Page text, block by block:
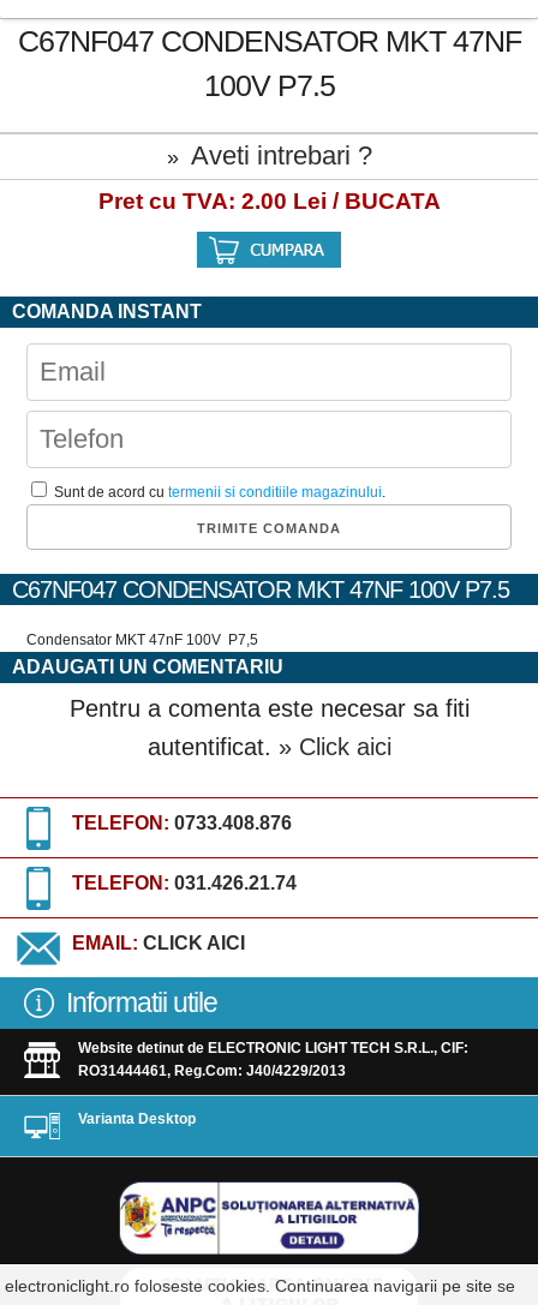
C67NF047 CONDENSATOR MKT 47NF
100V P7.5
» Aveti intrebari ?
Pret cu TVA: 2.00 Lei / BUCATA
COMANDA INSTANT
Sunt de acord cutermenii si conditiile magazinului.
C67NF047 CONDENSATOR MKT 47NF 100V P7.5
Condensator MKT 47nF 100V P7,5
ADAUGATI UN COMENTARIU
Pentru a comenta este necesar sa fiti
autentificat. » Click aici
TELEFON: 0733.408.876
TELEFON: 031.426.21.74
EMAIL: CLICK AICI
Informatii utile
Website detinut de ELECTRONIC LIGHT TECH S.R.L., CIF:
RO31444461, Reg.Com: J40/4229/2013
Varianta Desktop
electroniclight.ro foloseste cookies. Continuarea navigarii pe site se